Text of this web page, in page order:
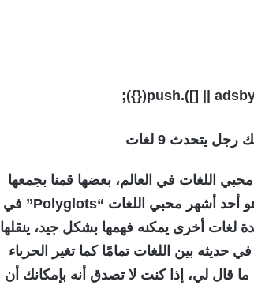
يتحدث 9 لغات
اللغات في العالم، بعضها قمنا بجمعها
لك من تجارب محبي اللغات الآخرين، لمن لايعرف فماثيو هو أحد أشهر محبي اللغات “Polyglots” في
تامة إضافة إلى عدة لغات أخرى يمكنه فهمها بشكل جيد، ينقلها
بين اللغات تمامًا كما تغير الحرباء
ما قال لي، إذا كنت لا تصدق أنه بإمكانك أن